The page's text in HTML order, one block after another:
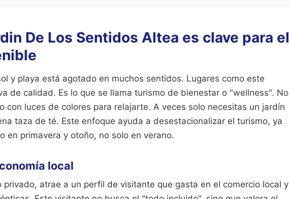
De Los Sentidos Altea es clave para el
y playa está agotado en muchos sentidos. Lugares como este
de calidad. Es lo que se llama turismo de bienestar o "wellness". No
con luces de colores para relajarte. A veces solo necesitas un jardín
taza de té. Este enfoque ayuda a desestacionalizar el turismo, ya
en primavera y otoño, no solo en verano.
local
privado, atrae a un perfil de visitante que gasta en el comercio local y